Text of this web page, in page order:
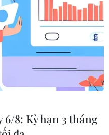
6/8: Kỳ hạn 3 tháng